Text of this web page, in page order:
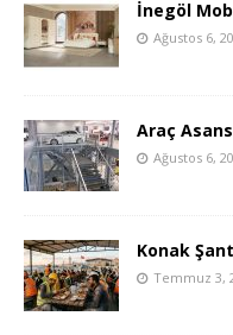
İnegöl
Ağustos 6,
Araç
Ağustos 6,
Konak
Temmuz 3,